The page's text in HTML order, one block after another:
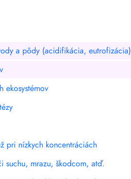
a pôdy (acidifikácia, eutrofizácia)
ekosystémov
pri nízkych koncentráciách
suchu, mrazu, škodcom, atď.